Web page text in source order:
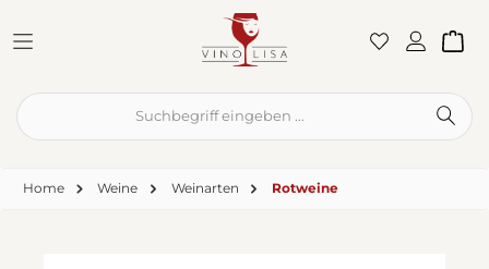
Home Weine Weinarten Rotweine